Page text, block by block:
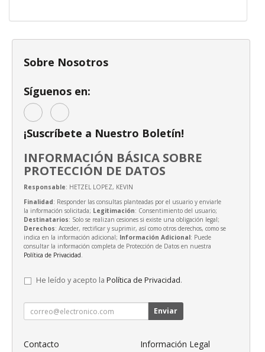
Sobre Nosotros
Síguenos en:
¡Suscríbete a Nuestro Boletín!
INFORMACIÓN BÁSICA SOBRE
PROTECCIÓN DE DATOS
Responsable: HETZEL LOPEZ, KEVIN
Finalidad: Responder las consultas planteadas por el usuario y enviarle
la información solicitada; Legitimación: Consentimiento del usuario;
Destinatarios: Solo se realizan cesiones si existe una obligación legal;
Derechos: Acceder, rectificar y suprimir, así como otros derechos, como se
indica en la información adicional; Información Adicional: Puede
consultar la información completa de Protección de Datos en nuestra
Política de Privacidad.
He leído y acepto la Política de Privacidad.
Enviar
Contacto
Información Legal